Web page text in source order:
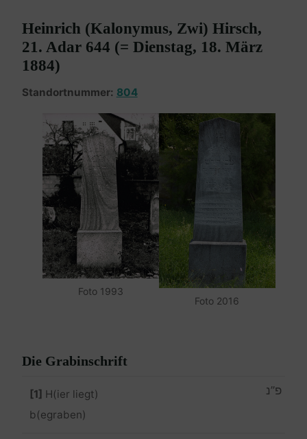
Heinrich (Kalonymus, Zwi) Hirsch,
21. Adar 644 (= Dienstag, 18. März
1884)
Standortnummer: 804
Foto 1993
Foto 2016
Die Grabinschrift
[1] H(ier liegt)
b(egraben)
פ”נ